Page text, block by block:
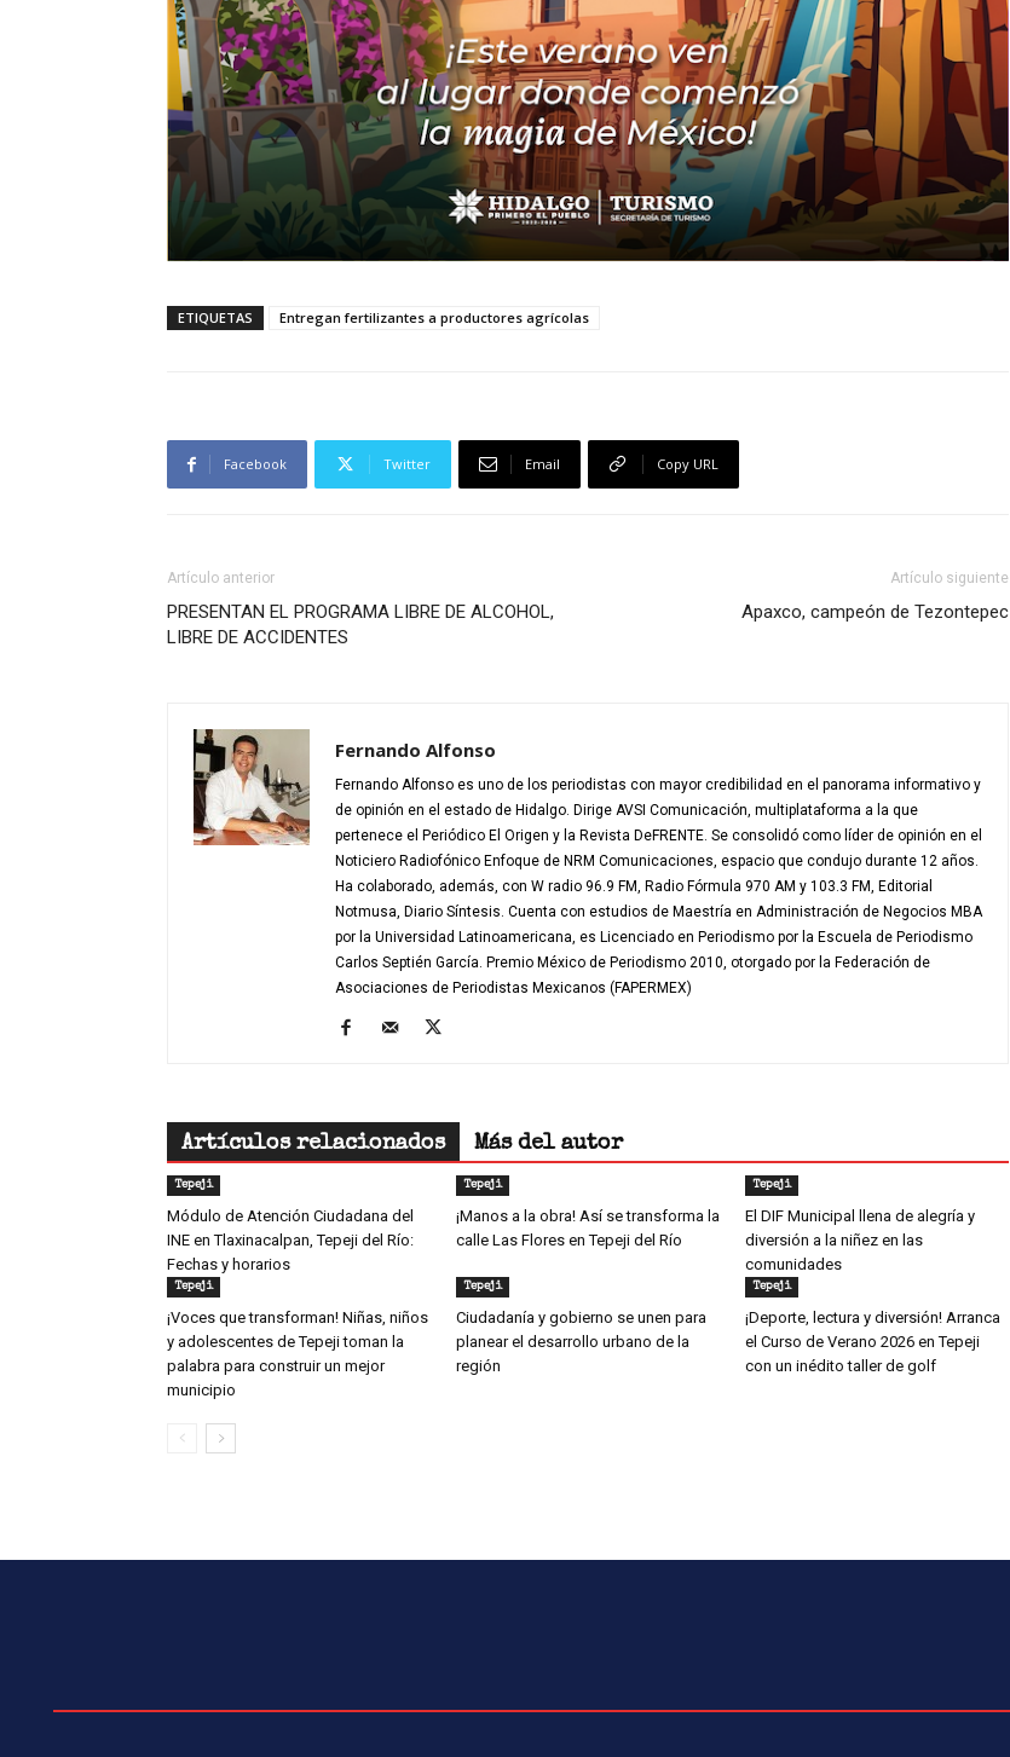
ETIQUETAS Entregan fertilizantes a productores agrícolas
Facebook Twitter Email Copy URL
Artículo anterior
PRESENTAN EL PROGRAMA LIBRE DE ALCOHOL,
LIBRE DE ACCIDENTES
Artículo siguiente
Apaxco, campeón de Tezontepec
Fernando Alfonso
Fernando Alfonso es uno de los periodistas con mayor credibilidad en el panorama informativo y
de opinión en el estado de Hidalgo. Dirige AVSI Comunicación, multiplataforma a la que
pertenece el Periódico El Origen y la Revista DeFRENTE. Se consolidó como líder de opinión en el
Noticiero Radiofónico Enfoque de NRM Comunicaciones, espacio que condujo durante 12 años.
Ha colaborado, además, con W radio 96.9 FM, Radio Fórmula 970 AM y 103.3 FM, Editorial
Notmusa, Diario Síntesis. Cuenta con estudios de Maestría en Administración de Negocios MBA
por la Universidad Latinoamericana, es Licenciado en Periodismo por la Escuela de Periodismo
Carlos Septién García. Premio México de Periodismo 2010, otorgado por la Federación de
Asociaciones de Periodistas Mexicanos (FAPERMEX)
Artículos relacionados Más del autor
Tepeji
Módulo de Atención Ciudadana del
INE en Tlaxinacalpan, Tepeji del Río:
Fechas y horarios
Tepeji
¡Manos a la obra! Así se transforma la
calle Las Flores en Tepeji del Río
Tepeji
El DIF Municipal llena de alegría y
diversión a la niñez en las
comunidades
Tepeji
¡Voces que transforman! Niñas, niños
y adolescentes de Tepeji toman la
palabra para construir un mejor
municipio
Tepeji
Ciudadanía y gobierno se unen para
planear el desarrollo urbano de la
región
Tepeji
¡Deporte, lectura y diversión! Arranca
el Curso de Verano 2026 en Tepeji
con un inédito taller de golf